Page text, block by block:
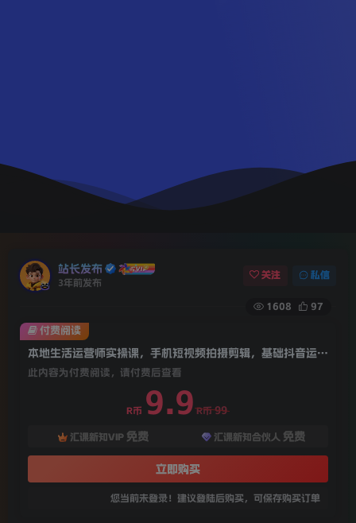
站长发布
3年前发布
关注 私信
1608 97
本地生活运营师实操课，​手机短视频拍摄剪辑，基础抖音运营逻辑
此内容为付费阅读，请付费后查看
R币 9.9 R币 99
汇课新知VIP 免费 汇课新知合伙人 免费
立即购买
您当前未登录！建议登陆后购买，可保存购买订单
付费阅读